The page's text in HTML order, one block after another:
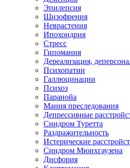
Эпилепсия
Шизофрения
Неврастения
Ипохондрия
Стресс
Гипомания
Дереализация,
Психопатии
Галлюцинации
Психоз
Паранойа
Мания преследования
Депрессивные
Синдром Туретта
Раздражительность
Истерические
Синдром Мюнхгаузена
Дисфория